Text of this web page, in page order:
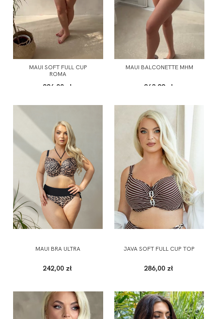
MAUI SOFT FULL CUP
ROMA
286,00 zł
MAUI BALCONETTE MHM
263,99 zł
MAUI BRA ULTRA
242,00 zł
JAVA SOFT FULL CUP TOP
286,00 zł